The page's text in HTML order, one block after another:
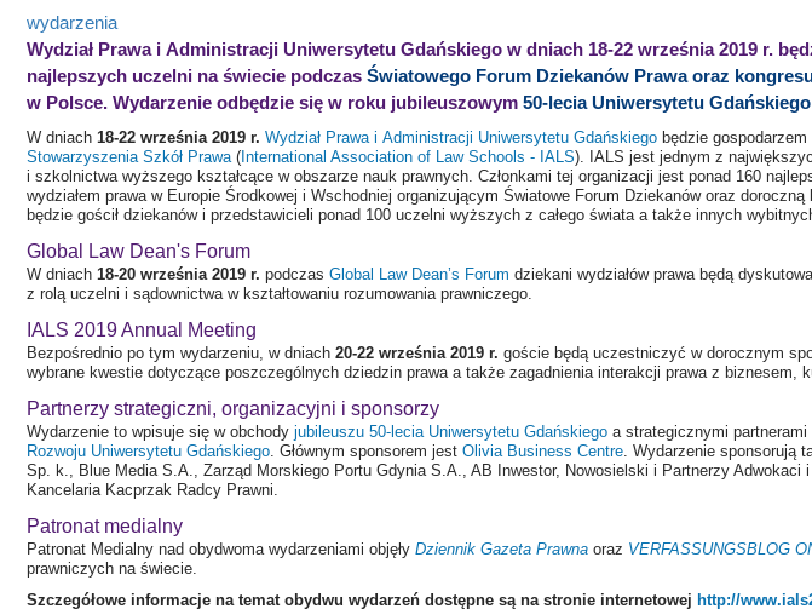
wydarzenia
Wydział Prawa i Administracji Uniwersytetu Gdańskiego w dniach 18-22 września 2019 r.
najlepszych uczelni na świecie podczas Światowego Forum Dziekanów Prawa oraz
w Polsce. Wydarzenie odbędzie się w roku jubileuszowym 50-lecia Uniwersytetu Gdańskiego
W dniach 18-22 września 2019 r. Wydział Prawa i Administracji Uniwersytetu Gdańskiego będzie gospodarzem
Stowarzyszenia Szkół Prawa (International Association of Law Schools - IALS). IALS jest jednym z
i szkolnictwa wyższego kształcące w obszarze nauk prawnych. Członkami tej organizacji jest ponad 160
wydziałem prawa w Europie Środkowej i Wschodniej organizującym Światowe Forum Dziekanów oraz
będzie gościł dziekanów i przedstawicieli ponad 100 uczelni wyższych z całego świata a także innych
Global Law Dean's Forum
W dniach 18-20 września 2019 r. podczas Global Law Dean’s Forum dziekani wydziałów prawa będą
z rolą uczelni i sądownictwa w kształtowaniu rozumowania prawniczego.
IALS 2019 Annual Meeting
Bezpośrednio po tym wydarzeniu, w dniach 20-22 września 2019 r. goście będą uczestniczyć w dorocznym
wybrane kwestie dotyczące poszczególnych dziedzin prawa a także zagadnienia interakcji prawa z biznesem,
Partnerzy strategiczni, organizacyjni i sponsorzy
Wydarzenie to wpisuje się w obchody jubileuszu 50-lecia Uniwersytetu Gdańskiego a strategicznymi
Rozwoju Uniwersytetu Gdańskiego . Głównym sponsorem jest Olivia Business Centre . Wydarzenie sponsorują
Sp. k., Blue Media S.A., Zarząd Morskiego Portu Gdynia S.A., AB Inwestor, Nowosielski i Partnerzy
Kancelaria Kacprzak Radcy Prawni.
Patronat medialny
Patronat Medialny nad obydwoma wydarzeniami objęły Dziennik Gazeta Prawna oraz VERFASSUNGSBLOG
prawniczych na świecie.
Szczegółowe informacje na temat obydwu wydarzeń dostępne są na stronie internetowej http://